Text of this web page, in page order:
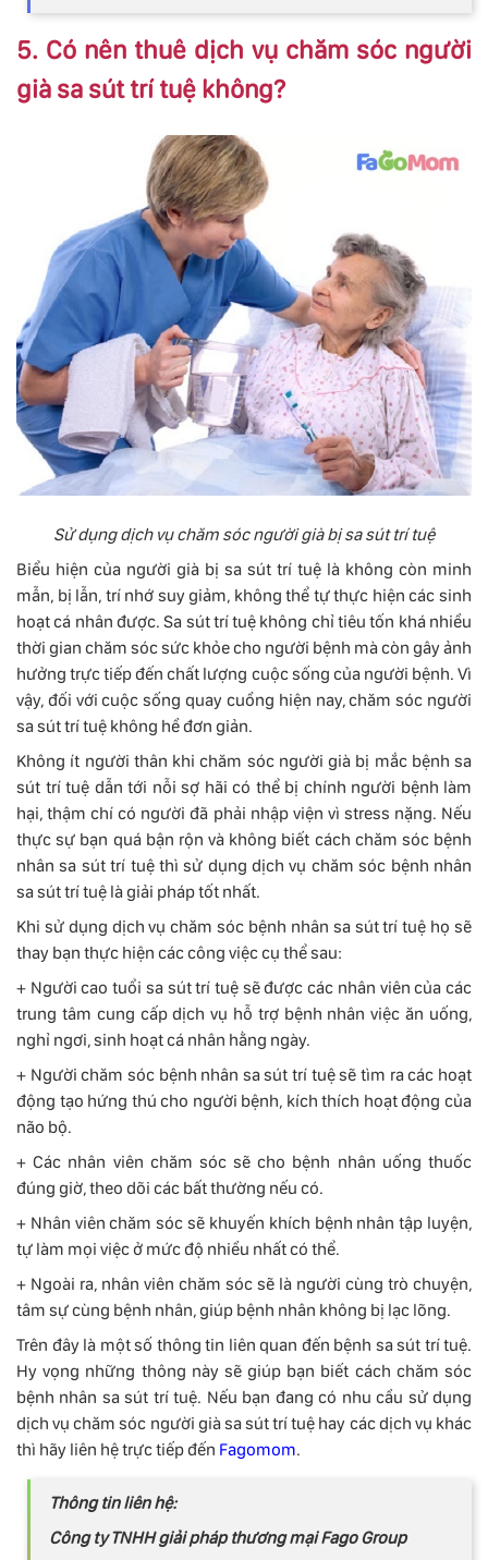
5. Có nên thuê dịch vụ chăm sóc người
già sa sút trí tuệ không?
Sử dụng dịch vụ chăm sóc người già bị sa sút trí tuệ
Biểu hiện của người già bị sa sút trí tuệ là không còn minh
mẫn, bị lẫn, trí nhớ suy giảm, không thể tự thực hiện các sinh
hoạt cá nhân được. Sa sút trí tuệ không chỉ tiêu tốn khá nhiều
thời gian chăm sóc sức khỏe cho người bệnh mà còn gây ảnh
hưởng trực tiếp đến chất lượng cuộc sống của người bệnh. Vì
vậy, đối với cuộc sống quay cuồng hiện nay, chăm sóc người
sa sút trí tuệ không hề đơn giản.
Không ít người thân khi chăm sóc người già bị mắc bệnh sa
sút trí tuệ dẫn tới nỗi sợ hãi có thể bị chính người bệnh làm
hại, thậm chí có người đã phải nhập viện vì stress nặng. Nếu
thực sự bạn quá bận rộn và không biết cách chăm sóc bệnh
nhân sa sút trí tuệ thì sử dụng dịch vụ chăm sóc bệnh nhân
sa sút trí tuệ là giải pháp tốt nhất.
Khi sử dụng dịch vụ chăm sóc bệnh nhân sa sút trí tuệ họ sẽ
thay bạn thực hiện các công việc cụ thể sau:
+ Người cao tuổi sa sút trí tuệ sẽ được các nhân viên của các
trung tâm cung cấp dịch vụ hỗ trợ bệnh nhân việc ăn uống,
nghỉ ngơi, sinh hoạt cá nhân hằng ngày.
+ Người chăm sóc bệnh nhân sa sút trí tuệ sẽ tìm ra các hoạt
động tạo hứng thú cho người bệnh, kích thích hoạt động của
não bộ.
+ Các nhân viên chăm sóc sẽ cho bệnh nhân uống thuốc
đúng giờ, theo dõi các bất thường nếu có.
+ Nhân viên chăm sóc sẽ khuyến khích bệnh nhân tập luyện,
tự làm mọi việc ở mức độ nhiều nhất có thể.
+ Ngoài ra, nhân viên chăm sóc sẽ là người cùng trò chuyện,
tâm sự cùng bệnh nhân, giúp bệnh nhân không bị lạc lõng.
Trên đây là một số thông tin liên quan đến bệnh sa sút trí tuệ.
Hy vọng những thông này sẽ giúp bạn biết cách chăm sóc
bệnh nhân sa sút trí tuệ. Nếu bạn đang có nhu cầu sử dụng
dịch vụ chăm sóc người già sa sút trí tuệ hay các dịch vụ khác
thì hãy liên hệ trực tiếp đến Fagomom.
Thông tin liên hệ:
Công ty TNHH giải pháp thương mại Fago Group